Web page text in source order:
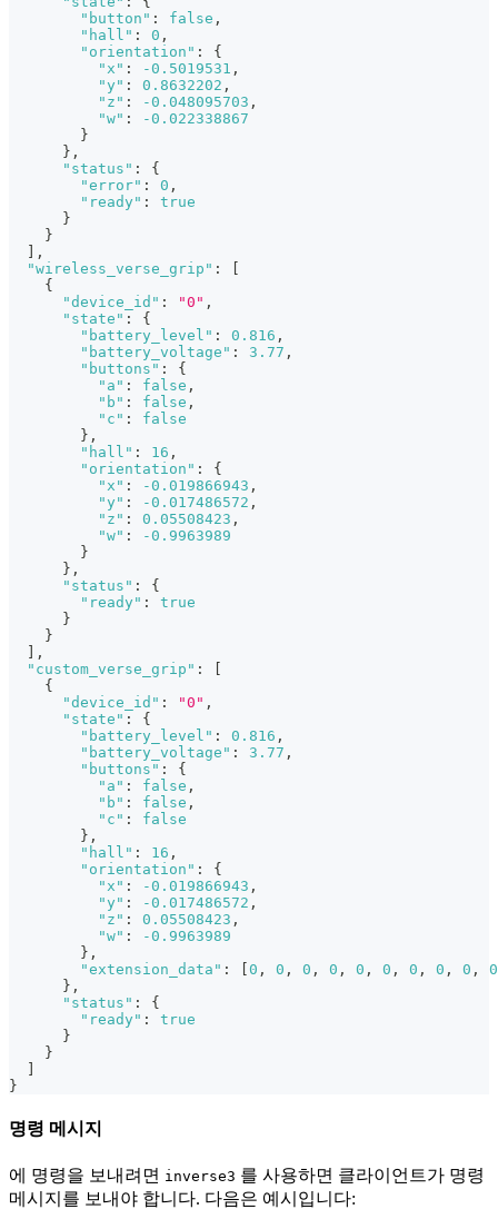
"button" : false ,
"hall" : 0 ,
"orientation" :
{
"x" : -0.5019531 ,
"y" : 0.8632202 ,
"z" : -0.048095703 ,
"w" :
-0.022338867
}
} ,
"status" :
{
"error" : 0 ,
"ready" :
true
}
}
] ,
"wireless_verse_grip" :
[
{
"device_id" : "0" ,
"state" :
{
"battery_level" : 0.816 ,
"battery_voltage" : 3.77 ,
"buttons" :
{
"a" : false ,
"b" : false ,
"c" :
false
} ,
"hall" : 16 ,
"orientation" :
{
"x" : -0.019866943 ,
"y" : -0.017486572 ,
"z" : 0.05508423 ,
"w" :
-0.9963989
}
} ,
"status" :
{
"ready" :
true
}
}
] ,
"custom_verse_grip" :
[
{
"device_id" : "0" ,
"state" :
{
"battery_level" : 0.816 ,
"battery_voltage" : 3.77 ,
"buttons" :
{
"a" : false ,
"b" : false ,
"c" :
false
} ,
"hall" : 16 ,
"orientation" :
{
"x" : -0.019866943 ,
"y" : -0.017486572 ,
"z" : 0.05508423 ,
"w" :
-0.9963989
} ,
"extension_data" : [0 , 0 , 0 , 0 , 0 , 0 , 0 , 0 , 0 ,
0
} ,
"status" :
{
"ready" :
true
}
}
]
}
명령 메시지
에 명령을 보내려면 inverse3 를 사용하면 클라이언트가 명령
메시지를 보내야 합니다. 다음은 예시입니다: